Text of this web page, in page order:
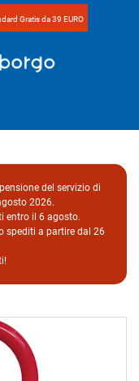
Gratis da 39 EURO
del servizio di
2026.
entro il 6 agosto.
spediti a partire dal 26